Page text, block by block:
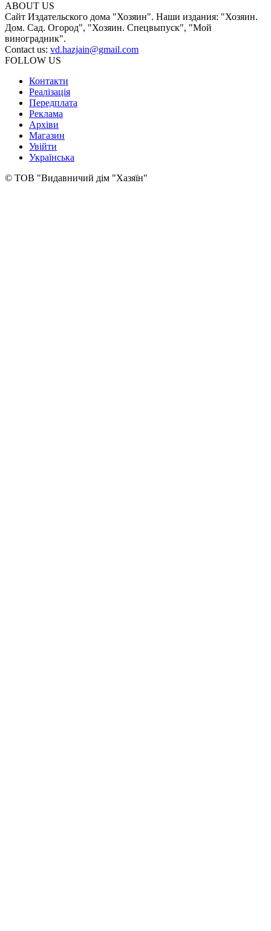
ABOUT US
Сайт Издательского дома "Хозяин". Наши издания: "Хозяин.
Дом. Сад. Огород", "Хозяин. Спецвыпуск", "Мой
виноградник".
Contact us: vd.hazjain@gmail.com
FOLLOW US
Контакти
Реалізація
Передплата
Реклама
Архіви
Магазин
Увійти
Українська
© ТОВ "Видавничий дім "Хазяїн"